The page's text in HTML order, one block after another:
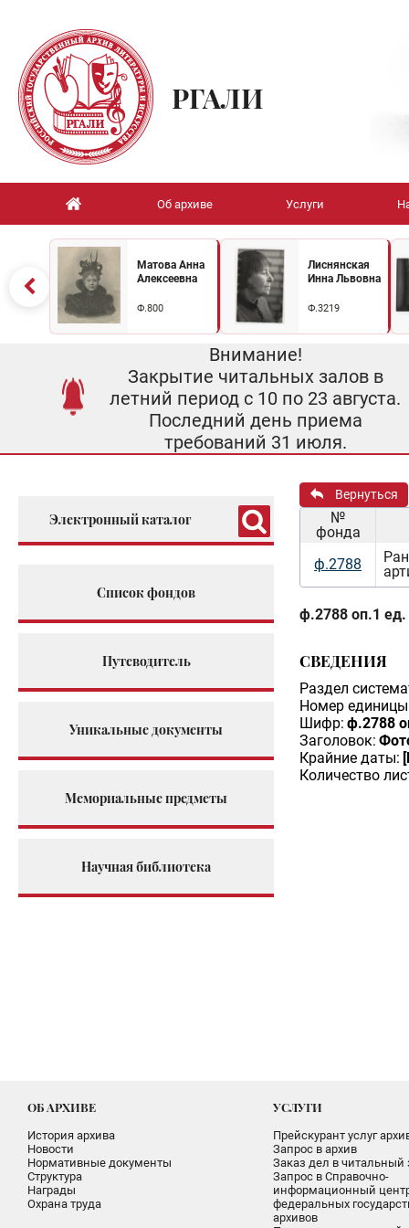
РГАЛИ
Об архиве Услуги
Матова Анна
Алексеевна
Ф.800
Лиснянская
Инна Львовна
Ф.3219
Внимание!
Закрытие читальных залов в
летний период с 10 по 23 августа.
Последний день приема
требований 31 июля.
Электронный каталог
Список фондов
Путеводитель
Уникальные документы
Мемориальные предметы
Научная библиотека
Вернуться
№
фонда
ф.2788
ф.2788 оп.1 ед.
СВЕДЕНИЯ
Раздел
Номер единицы
Шифр: ф.2788
Заголовок:
Крайние даты:
Количество
ОБ АРХИВЕ
История архива
Новости
Нормативные документы
Структура
Награды
Охрана труда
УСЛУГИ
Прейскурант услуг
Запрос в архив
Заказ дел в читальный
Запрос в Справочно-
информационный
федеральных
архивов